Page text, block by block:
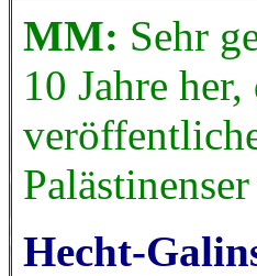
MM: Sehr
10 Jahre
Hecht-